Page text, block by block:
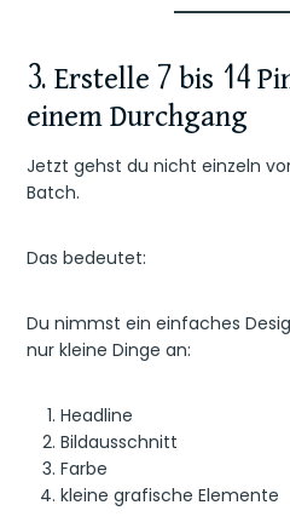
3. Erstelle 7 bis 14
einem Durchgang
Jetzt gehst du nicht einzeln
Batch.
Das bedeutet:
Du nimmst ein einfaches
nur kleine Dinge an:
Headline
Bildausschnitt
Farbe
kleine grafische Elemente